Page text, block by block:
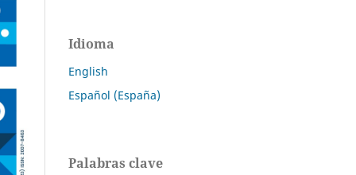
Idioma
English
Español (España)
Palabras clave